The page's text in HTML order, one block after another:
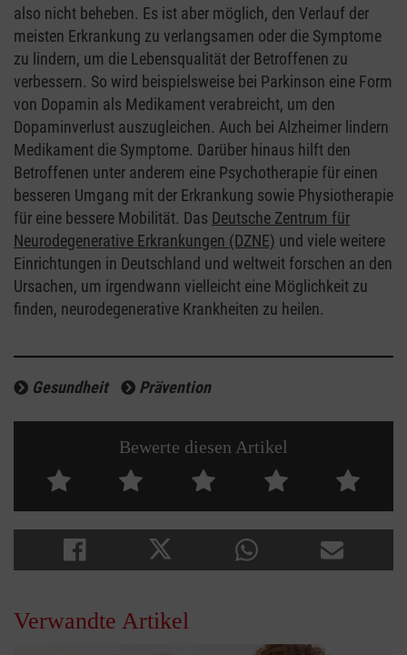
also nicht beheben. Es ist aber möglich, den Verlauf der
meisten Erkrankung zu verlangsamen oder die Symptome
zu lindern, um die Lebensqualität der Betroffenen zu
verbessern. So wird beispielsweise bei Parkinson eine Form
von Dopamin als Medikament verabreicht, um den
Dopaminverlust auszugleichen. Auch bei Alzheimer lindern
Medikament die Symptome. Darüber hinaus hilft den
Betroffenen unter anderem eine Psychotherapie für einen
besseren Umgang mit der Erkrankung sowie Physiotherapie
für eine bessere Mobilität. Das Deutsche Zentrum für
Neurodegenerative Erkrankungen (DZNE) und viele weitere
Einrichtungen in Deutschland und weltweit forschen an den
Ursachen, um irgendwann vielleicht eine Möglichkeit zu
finden, neurodegenerative Krankheiten zu heilen.
Gesundheit Prävention
Bewerte diesen Artikel
Verwandte Artikel